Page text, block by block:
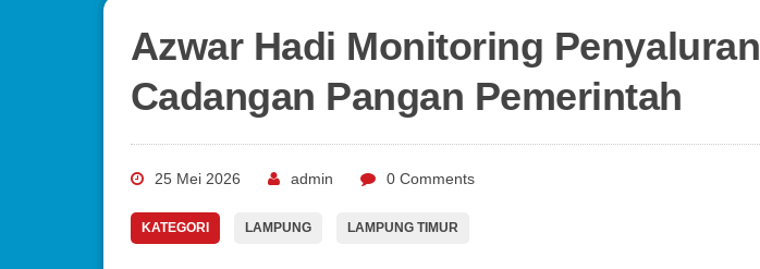
Azwar Hadi Monitoring Penyaluran
Cadangan Pangan Pemerintah
25 Mei 2026 admin 0 Comments
KATEGORI LAMPUNG LAMPUNG TIMUR